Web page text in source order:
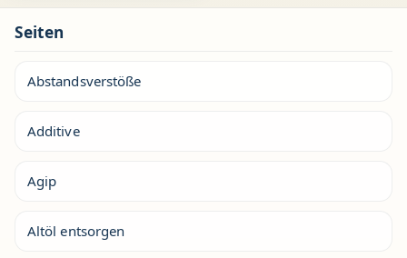
Seiten
Abstandsverstöße
Additive
Agip
Altöl entsorgen